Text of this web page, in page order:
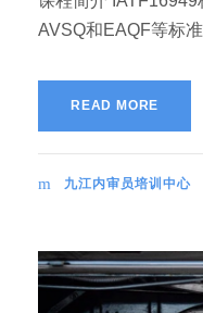
AVSQ和EAQF等标
READ MORE
九江内审员培训中心